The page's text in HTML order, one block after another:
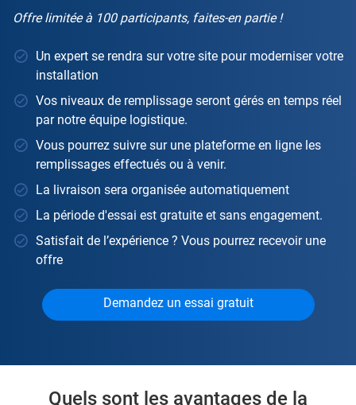
Offre limitée à 100 participants, faites-en partie !
Un expert se rendra sur votre site pour moderniser votre
installation
Vos niveaux de remplissage seront gérés en temps réel
par notre équipe logistique.
Vous pourrez suivre sur une plateforme en ligne les
remplissages effectués ou à venir.
La livraison sera organisée automatiquement
La période d'essai est gratuite et sans engagement.
Satisfait de l’expérience ? Vous pourrez recevoir une
offre
Demandez un essai gratuit
Quels sont les avantages de la